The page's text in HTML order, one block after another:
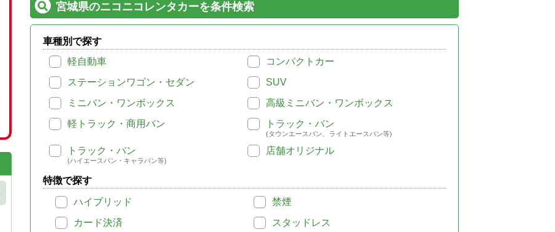
宮城県のニコニコレンタカーを条件検索
車種別で探す
軽自動車
コンパクトカー
ステーションワゴン・セダン
SUV
ミニバン・ワンボックス
高級ミニバン・ワンボックス
軽トラック・商用バン
トラック・バン
(タウンエースバン、ライトエースバン等)
トラック・バン
(ハイエースバン・キャラバン等)
店舗オリジナル
特徴で探す
ハイブリッド
禁煙
カード決済
スタッドレス